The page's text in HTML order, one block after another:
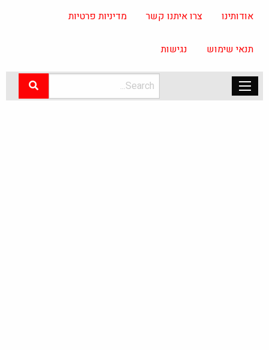
אודותינו צרו איתנו קשר מדיניות פרטיות
תנאי שימוש נגישות